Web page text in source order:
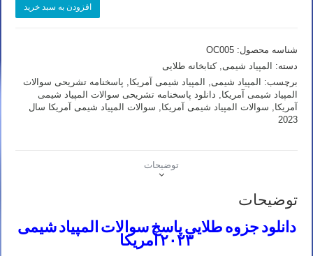
المپیاد
شیمی
سال
2023
عدد
افزودن به سبد خرید
شناسه محصول:OC005
دسته:
المپیاد شیمی,کتابخانه طلایی
برچسب:
المپیاد شیمی, المپیاد شیمی آمریکا, پاسخنامه تشریحی سوالات
المپیاد شیمی آمریکا, دانلود پاسخنامه تشریحی سوالات المپیاد شیمی
آمریکا, سوالات المپیاد شیمی آمریکا, سوالات المپیاد شیمی آمریکا سال
2023
توضیحات
توضیحات
دانلود جزوه طلایی پاسخ سوالات المپیاد شیمی
۲۰۲۳ آمریکا